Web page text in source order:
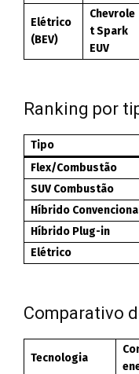
Elétrico
(BEV)
Chevrole
t Spark
EUV
Ranking por
Tipo
Flex/Combustão
SUV Combustão
Híbrido
Híbrido Plug-in
Elétrico
Comparativo
Tecnologia